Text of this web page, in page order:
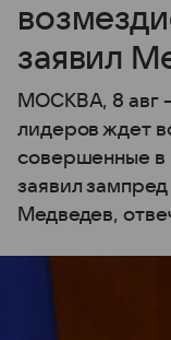
заявил
МОСКВА, 8 авг
лидеров ждет
совершенные в
заявил
Медведев,